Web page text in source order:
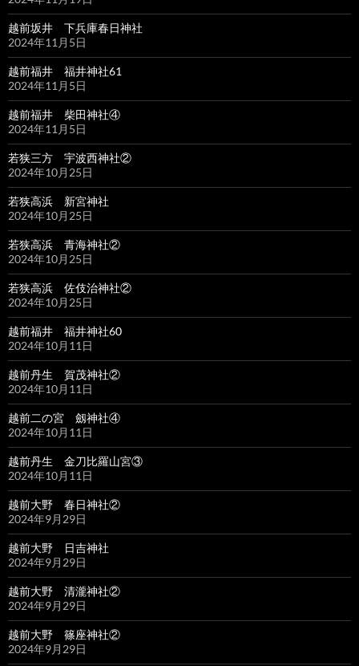
越前坂井 下兵庫春日神社
2024年11月5日
越前福井 福井神社61
2024年11月5日
越前福井 柴田神社④
2024年11月5日
若狭三方 宇波西神社②
2024年10月25日
若狭高浜 新宮神社
2024年10月25日
若狭高浜 青海神社②
2024年10月25日
若狭高浜 佐伎治神社②
2024年10月25日
越前福井 福井神社60
2024年10月11日
越前丹生 賀茂神社②
2024年10月11日
越前二の宮 劔神社④
2024年10月11日
越前丹生 金刀比羅山宮③
2024年10月11日
越前大野 春日神社②
2024年9月29日
越前大野 日吉神社
2024年9月29日
越前大野 清瀧神社②
2024年9月29日
越前大野 篠座神社②
2024年9月29日